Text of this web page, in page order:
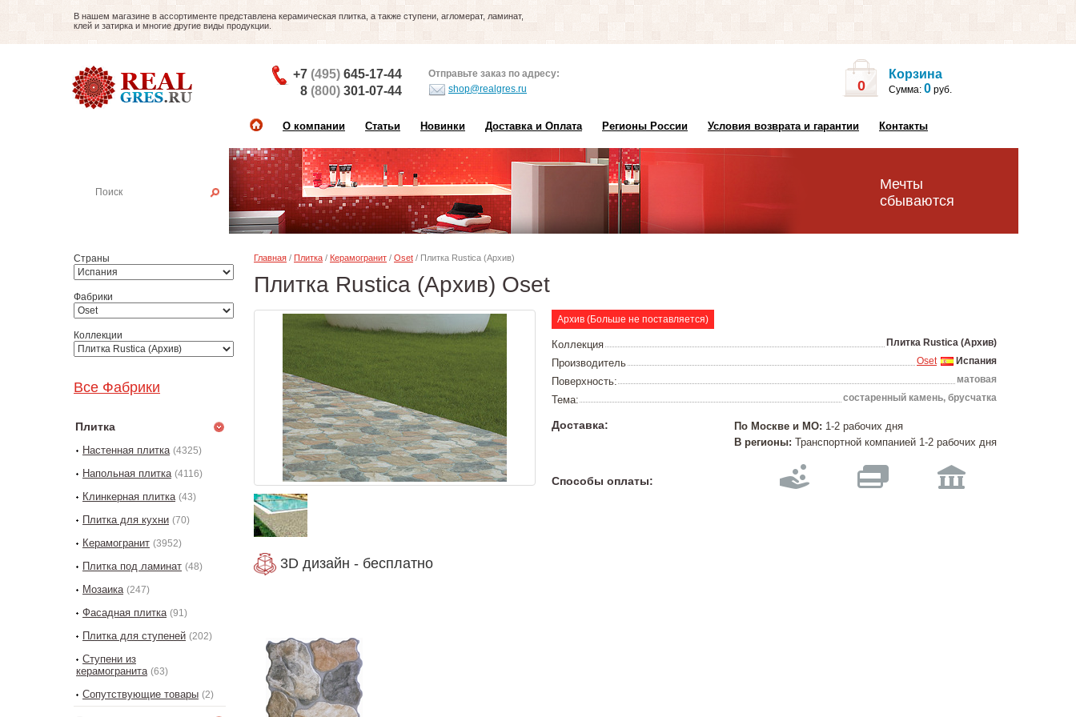
В нашем магазине в ассортименте представлена керамическая плитка, а также ступени, агломерат, ламинат,
клей и затирка и многие другие виды продукции.
+7 (495) 645-17-44
8 (800) 301-07-44
Отправьте заказ по адресу:
shop@realgres.ru
0
Корзина
Сумма: 0 руб.
О компании Статьи Новинки Доставка и Оплата Регионы России Условия возврата и гарантии Контакты
Мечты
сбываются
Страны
Фабрики
Коллекции
Все Фабрики
Плитка
Настенная плитка (4325)
Напольная плитка (4116)
Клинкерная плитка (43)
Плитка для кухни (70)
Керамогранит (3952)
Плитка под ламинат (48)
Мозаика (247)
Фасадная плитка (91)
Плитка для ступеней (202)
Ступени из
керамогранита (63)
Сопутствующие товары (2)
Главная / Плитка / Керамогранит / Oset / Плитка Rustica (Архив)
Плитка Rustica (Архив) Oset
Архив (Больше не поставляется)
Коллекция Плитка Rustica (Архив)
Производитель Испания
Oset
Поверхность: матовая
Тема: состаренный камень, брусчатка
Доставка: По Москве и МО: 1-2 рабочих дня
В регионы: Транспортной компанией 1-2 рабочих дня
Способы оплаты:
3D дизайн - бесплатно